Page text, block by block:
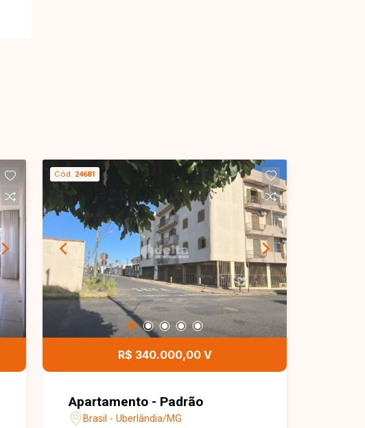
Cód. 24681
R$ 340.000,00 V
Apartamento - Padrão
Brasil - Uberlândia/MG